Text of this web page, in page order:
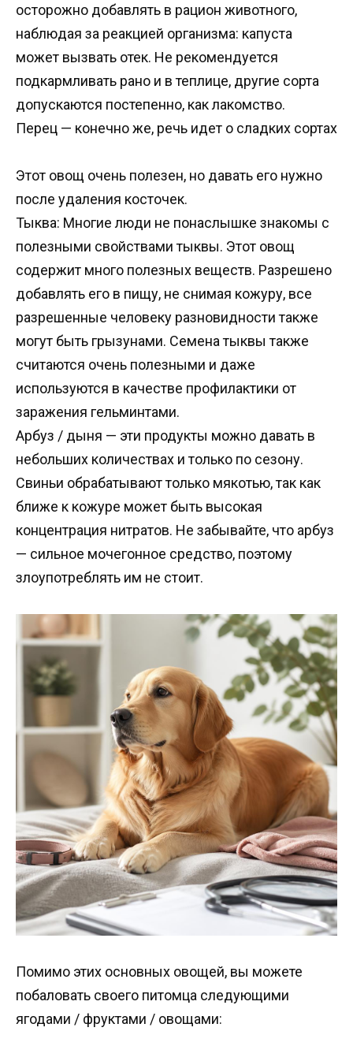
осторожно добавлять в рацион животного,
наблюдая за реакцией организма: капуста
может вызвать отек. Не рекомендуется
подкармливать рано и в теплице, другие сорта
допускаются постепенно, как лакомство.
Перец — конечно же, речь идет о сладких сортах
Этот овощ очень полезен, но давать его нужно
после удаления косточек.
Тыква: Многие люди не понаслышке знакомы с
полезными свойствами тыквы. Этот овощ
содержит много полезных веществ. Разрешено
добавлять его в пищу, не снимая кожуру, все
разрешенные человеку разновидности также
могут быть грызунами. Семена тыквы также
считаются очень полезными и даже
используются в качестве профилактики от
заражения гельминтами.
Арбуз / дыня — эти продукты можно давать в
небольших количествах и только по сезону.
Свиньи обрабатывают только мякотью, так как
ближе к кожуре может быть высокая
концентрация нитратов. Не забывайте, что арбуз
— сильное мочегонное средство, поэтому
злоупотреблять им не стоит.
Помимо этих основных овощей, вы можете
побаловать своего питомца следующими
ягодами / фруктами / овощами: